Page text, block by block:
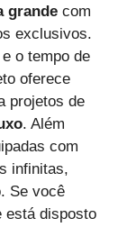
grande com
exclusivos.
o tempo de
oferece
projetos de
. Além
com
infinitas,
Se você
está disposto